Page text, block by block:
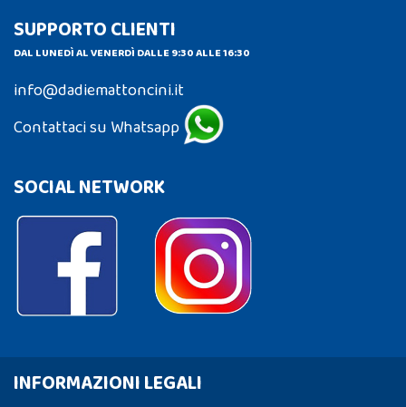
SUPPORTO CLIENTI
DAL LUNEDÌ AL VENERDÌ DALLE 9:30 ALLE 16:30
info@dadiemattoncini.it
Contattaci su Whatsapp
SOCIAL NETWORK
INFORMAZIONI LEGALI